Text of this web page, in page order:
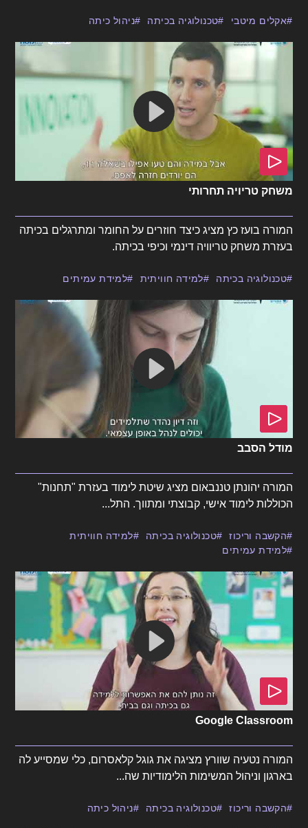
אקלים מיטבי טכנולוגיה בכיתה ניהול כיתה
משחק טריויה תחרותי
המורה בועז כץ מציג כיצד חוזרים על החומר ומתרגלים בכיתה
בעזרת משחק טריוויה דינמי וכיפי בכיתה.
טכנולוגיה בכיתה למידה חוויתית למידת עמיתים
מודל הסבב
המורה יהונתן טננבאום מציג שיטת לימוד בעזרת "תחנות"
הכוללות לימוד אישי, קבוצתי ומתווך. התל...
הקשבה וריכוז טכנולוגיה בכיתה
למידה חוויתית
למידת עמיתים
Google Classroom
המורה נטעיה שוורץ מציגה את גוגל קלאסרום, כלי שמסייע לה
בארגון וניהול המשימות הלימודיות שה...
הקשבה וריכוז טכנולוגיה בכיתה ניהול כיתה